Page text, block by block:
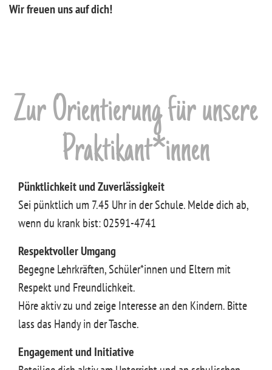
Wir freuen uns auf dich!
Zur Orientierung für unsere
Praktikant*innen
Pünktlichkeit und Zuverlässigkeit
Sei pünktlich um 7.45 Uhr in der Schule. Melde dich ab,
wenn du krank bist: 02591-4741
Respektvoller Umgang
Begegne Lehrkräften, Schüler*innen und Eltern mit
Respekt und Freundlichkeit.
Höre aktiv zu und zeige Interesse an den Kindern. Bitte
lass das Handy in der Tasche.
Engagement und Initiative